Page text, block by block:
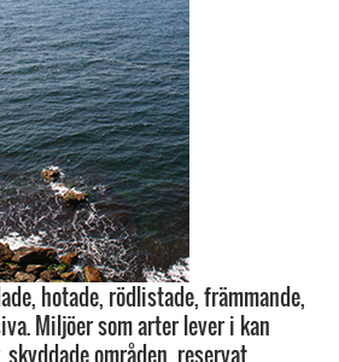
hotade, rödlistade, främmande,
Miljöer som arter lever i kan
områden, reservat,